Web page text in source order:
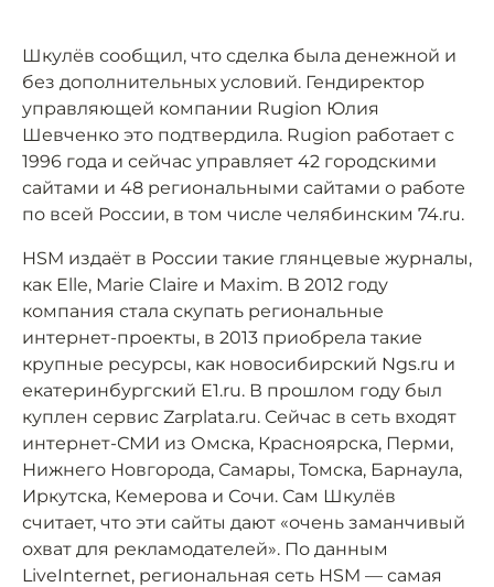
Шкулёв сообщил, что сделка была денежной и
без дополнительных условий. Гендиректор
управляющей компании Rugion Юлия
Шевченко это подтвердила. Rugion работает с
1996 года и сейчас управляет 42 городскими
сайтами и 48 региональными сайтами о работе
по всей России, в том числе челябинским 74.ru.
HSM издаёт в России такие глянцевые журналы,
как Elle, Marie Claire и Maxim. В 2012 году
компания стала скупать региональные
интернет-проекты, в 2013 приобрела такие
крупные ресурсы, как новосибирский Ngs.ru и
екатеринбургский E1.ru. В прошлом году был
куплен сервис Zarplata.ru. Сейчас в сеть входят
интернет-СМИ из Омска, Красноярска, Перми,
Нижнего Новгорода, Самары, Томска, Барнаула,
Иркутска, Кемерова и Сочи. Сам Шкулёв
считает, что эти сайты дают «очень заманчивый
охват для рекламодателей». По данным
LiveInternet, региональная сеть HSM — самая